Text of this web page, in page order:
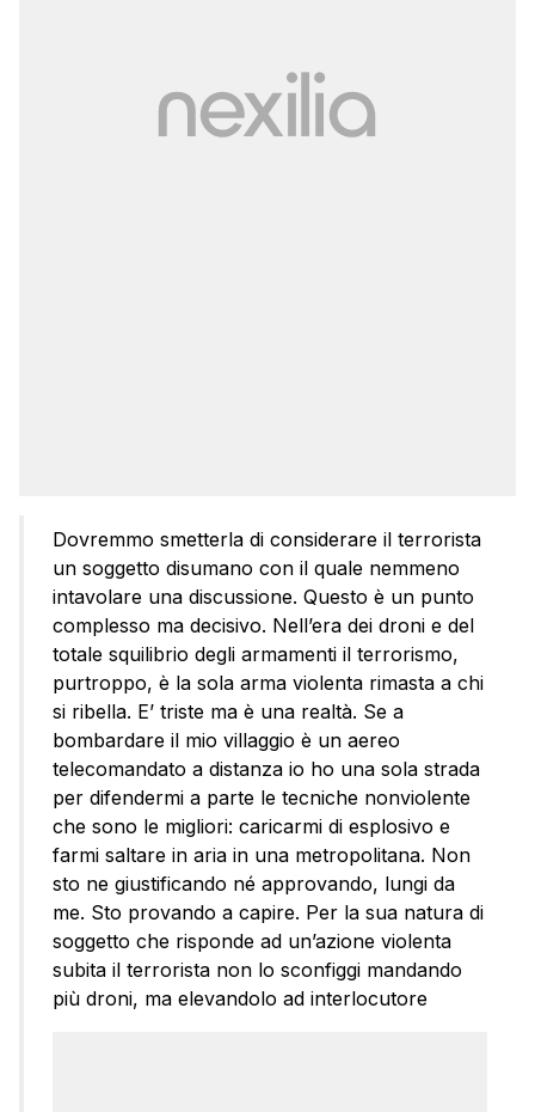
Dovremmo smetterla di considerare il terrorista
un soggetto disumano con il quale nemmeno
intavolare una discussione. Questo è un punto
complesso ma decisivo. Nell’era dei droni e del
totale squilibrio degli armamenti il terrorismo,
purtroppo, è la sola arma violenta rimasta a chi
si ribella. E’ triste ma è una realtà. Se a
bombardare il mio villaggio è un aereo
telecomandato a distanza io ho una sola strada
per difendermi a parte le tecniche nonviolente
che sono le migliori: caricarmi di esplosivo e
farmi saltare in aria in una metropolitana. Non
sto ne giustificando né approvando, lungi da
me. Sto provando a capire. Per la sua natura di
soggetto che risponde ad un’azione violenta
subita il terrorista non lo sconfiggi mandando
più droni, ma elevandolo ad interlocutore